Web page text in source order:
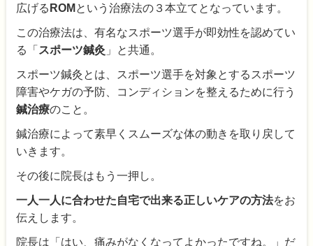
広げる ROM という治療法の３本立てとなっています。
この治療法は、有名なスポーツ選手が即効性を認めてい
る「 スポーツ鍼灸 」と共通。
スポーツ鍼灸とは、スポーツ選手を対象とするスポーツ
障害やケガの予防、コンディションを整えるために行う
鍼治療のこと。
鍼治療によって素早くスムーズな体の動きを取り戻して
いきます。
その後に院長はもう一押し。
一人一人に合わせた自宅で出来る正しいケアの方法をお
伝えします。
院長は「はい、痛みがなくなってよかったですね。」だ